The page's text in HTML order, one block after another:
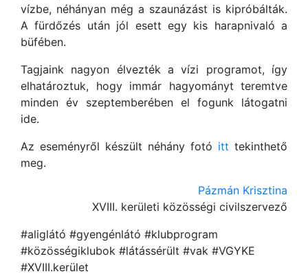
vízbe, néhányan még a szaunázást is kipróbálták.
A fürdőzés után jól esett egy kis harapnivaló a
büfében.
Tagjaink nagyon élvezték a vízi programot, így
elhatároztuk, hogy immár hagyományt teremtve
minden év szeptemberében el fogunk látogatni
ide.
Az eseményről készült néhány fotó itt tekinthető
meg.
Pázmán Krisztina
XVIII. kerületi közösségi civilszervező
#aliglátó #gyengénlátó #klubprogram
#közösségiklubok #látássérült #vak #VGYKE
#XVIII.kerület